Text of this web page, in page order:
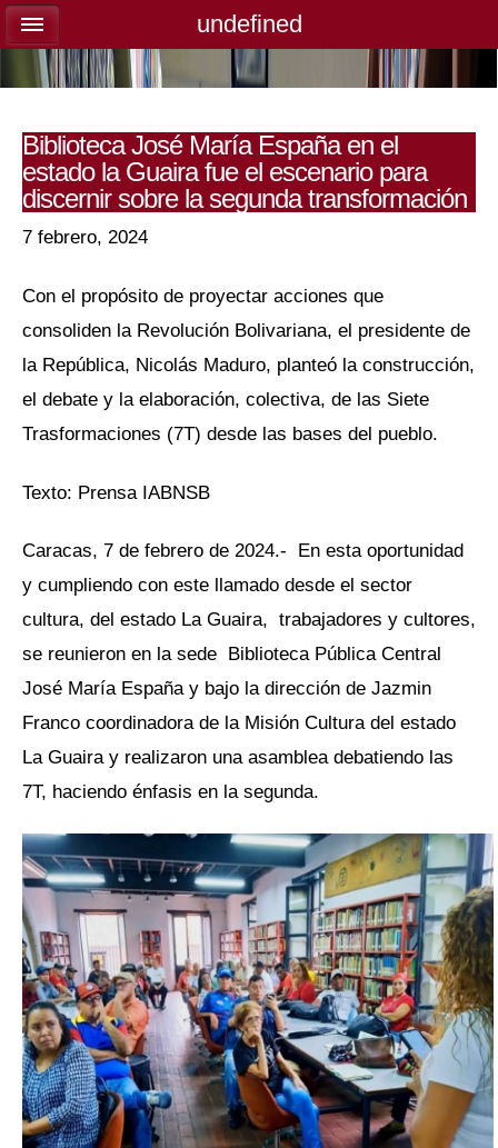
Biblioteca José María España en el
estado la Guaira fue el escenario para
discernir sobre la segunda transformación
7 febrero, 2024
Con el propósito de proyectar acciones que
consoliden la Revolución Bolivariana, el presidente de
la República, Nicolás Maduro, planteó la construcción,
el debate y la elaboración, colectiva, de las Siete
Trasformaciones (7T) desde las bases del pueblo.
Texto: Prensa IABNSB
Caracas, 7 de febrero de 2024.- En esta oportunidad
y cumpliendo con este llamado desde el sector
cultura, del estado La Guaira, trabajadores y cultores,
se reunieron en la sede Biblioteca Pública Central
José María España y bajo la dirección de Jazmin
Franco coordinadora de la Misión Cultura del estado
La Guaira y realizaron una asamblea debatiendo las
7T, haciendo énfasis en la segunda.
undefined
undefined